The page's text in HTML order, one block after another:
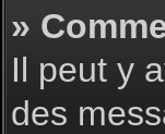
»
Il peut y
des